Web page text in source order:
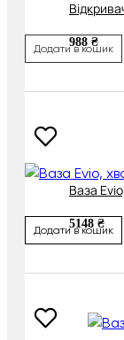
988 ₴
Додати в кошик
Ваза
5148 ₴
Додати в кошик